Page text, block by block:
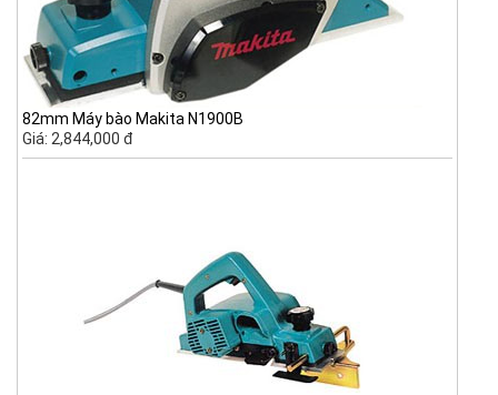
82mm Máy bào Makita N1900B
Giá: 2,844,000 đ